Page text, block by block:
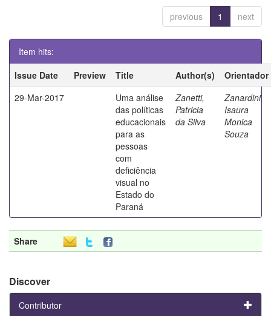
previous 1 next
Item hits:
Issue Date
Preview Title Author(s)
Orientador
29-Mar-2017
Uma análise
das políticas
educacionais
para as
pessoas
com
deficiência
visual no
Estado do
Paraná
Zanetti,
Patricia
da Silva
Zanardini,
Isaura
Monica
Souza
Share
Discover
Contributor